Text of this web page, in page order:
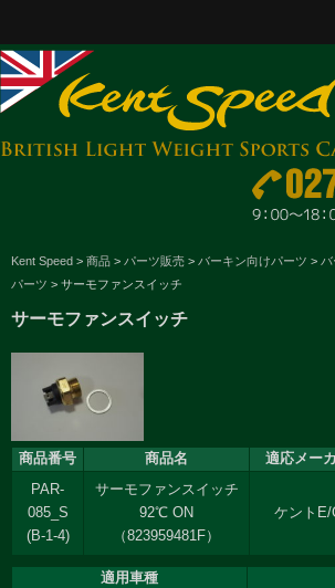
CAR SALES
PARTS
ENGINE MAINTENANCE
OTHER WORKS
GOODS & ACCESSORIES
OUTLINE
Kent Speed > 商品 > パーツ販売 > バーキン向けパーツ >
パーツ > サーモファンスイッチ
サーモファンスイッチ
商品番号 商品名 適応メー
PAR-
085_S
(B-1-4)
サーモファンスイッチ
92℃ ON
（823959481F）
ケントE/
適用車種